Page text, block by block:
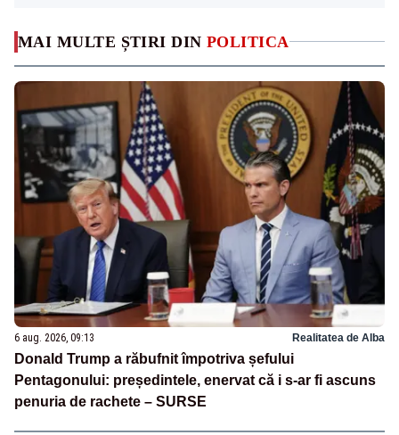
MAI MULTE ȘTIRI DIN POLITICA
6 aug. 2026, 09:13 Realitatea de Alba
Donald Trump a răbufnit împotriva șefului
Pentagonului: președintele, enervat că i s-ar fi ascuns
penuria de rachete – SURSE